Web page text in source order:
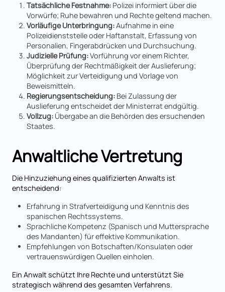
Tatsächliche Festnahme:Polizei informiert über die
Vorwürfe; Ruhe bewahren und Rechte geltend machen.
Vorläufige Unterbringung:Aufnahme in eine
Polizeidienststelle oder Haftanstalt, Erfassung von
Personalien, Fingerabdrücken und Durchsuchung.
Judizielle Prüfung:Vorführung vor einem Richter,
Überprüfung der Rechtmäßigkeit der Auslieferung;
Möglichkeit zur Verteidigung und Vorlage von
Beweismitteln.
Regierungsentscheidung:Bei Zulassung der
Auslieferung entscheidet der Ministerrat endgültig.
Vollzug:Übergabe an die Behörden des ersuchenden
Staates.
Anwaltliche Vertretung
Die Hinzuziehung eines qualifizierten Anwalts ist
entscheidend:
Erfahrung in Strafverteidigung und Kenntnis des
spanischen Rechtssystems.
Sprachliche Kompetenz (Spanisch und Muttersprache
des Mandanten) für effektive Kommunikation.
Empfehlungen von Botschaften/Konsulaten oder
vertrauenswürdigen Quellen einholen.
Ein Anwalt schützt Ihre Rechte und unterstützt Sie
strategisch während des gesamten Verfahrens.